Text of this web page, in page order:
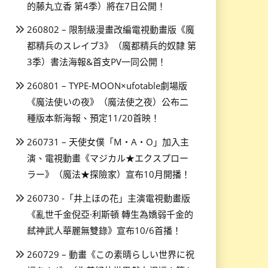
的藤丸立香 第4季）將在7日公開！
260802 – 限制級漫畫改編電視動畫版《魔
都精兵のスレイブ3》（魔都精兵的奴隸 第
3季）書法海報&首支PV一同公開！
260801 – TYPE-MOON×ufotable劇場版
《魔法使いの夜》（魔法使之夜）公布二
種版本新海報、預定11/20首映！
260731 – 天使女僕「M・A・O」加入主
演、電視動畫《マジカル★エクスプロー
ラー》（魔法★探險家）宣布10月開播！
260730 -「井上ほの花」主演電視動畫版
《亂世千金倪亞·利斯頓 轉生為嬌弱千金的
弒神武人華麗無雙錄》宣布10/6首播！
260729 – 動畫《この素晴らしい世界に祝